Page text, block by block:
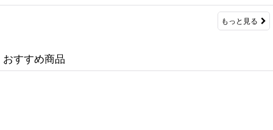
もっと見る
おすすめ商品